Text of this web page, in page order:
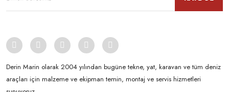
Derin Marin olarak 2004 yılından bugüne tekne, yat, karavan ve tüm deniz
araçları için malzeme ve ekipman temin, montaj ve servis hizmetleri